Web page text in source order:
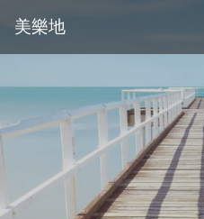
美樂地